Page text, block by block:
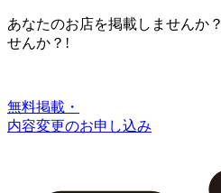
あなたのお店を掲載しませんか？
せんか？!
無料掲載・
内容変更のお申し込み